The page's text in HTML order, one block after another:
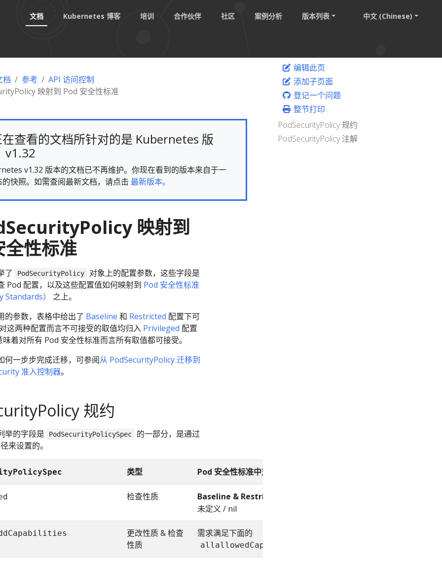
文档 Kubernetes 博客 培训 合作伙伴 社区 案例分析 版本列表 中文 (Chinese)
档 参考
API 访问控制
映射到 Pod 安全性标准
查看的文档所针对的是 Kubernetes 版
v1.32
v1.32 版本的文档已不再维护。你现在看到的版本来自于一
的快照。如需查阅最新文档，请点击 最新版本。
映射到
性标准
了 PodSecurityPolicy
对象上的配置参数，这些字段是
Pod 配置，以及这些配置值如何映射到 Pod 安全性标准
Standards）
之上。
的参数，表格中给出了 Baseline 和 Restricted 配置下可
这两种配置而言不可接受的取值均归入 Privileged 配置
味着对所有 Pod 安全性标准而言所有取值都可接受。
何一步步完成迁移，可参阅从 PodSecurityPolicy 迁移到
准入控制器。
规约
举的字段是 PodSecurityPolicySpec 的一部分，是通过
来设置的。
类型 Pod 安全性标准中对应设置
检查性质 Baseline & Restricted
未定义 / nil
更改性质 & 检查
性质
需求满足下面的
allallowedCapabilities
编辑此页
添加子页面
登记一个问题
整节打印
PodSecurityPolicy 规约
PodSecurityPolicy 注解